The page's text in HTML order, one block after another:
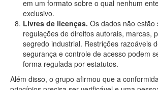
em um formato sobre o qual nenhum
exclusivo.
Livres de licenças. Os dados não estão
regulações de direitos autorais, marcas,
segredo industrial. Restrições razoáveis
segurança e controle de acesso podem
forma regulada por estatutos.
Além disso, o grupo afirmou que a